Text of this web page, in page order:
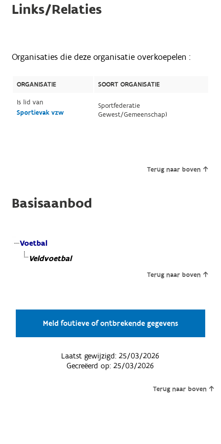
Links/Relaties
Organisaties die deze organisatie overkoepelen :
ORGANISATIE
SOORT ORGANISATIE
Is lid van
Sportievak vzw
Sportfederatie
Gewest/Gemeenschap)
Terug naar boven
Basisaanbod
Voetbal
Veldvoetbal
Terug naar boven
Meld foutieve of ontbrekende gegevens
Laatst gewijzigd:25/03/2026
Gecreëerd op:25/03/2026
Terug naar boven